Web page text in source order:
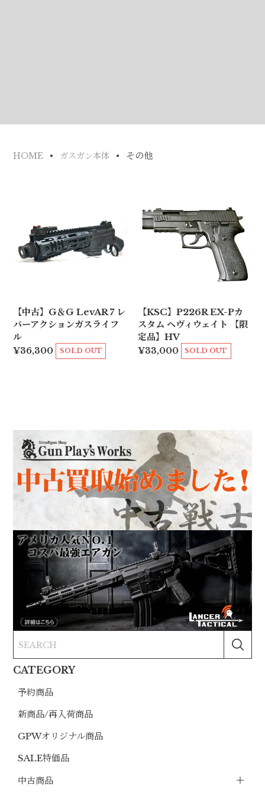
CATEGORY
予約商品
新商品/再入荷商品
GPWオリジナル商品
SALE特価品
中古商品
HOME ガスガン本体 その他
【中古】G＆G LevAR 7 レ
バーアクションガスライフ
ル
¥36,300 SOLD OUT
【KSC】P226R EX-Pカ
スタム ヘヴィウェイト 【限
定品】HV
¥33,000 SOLD OUT